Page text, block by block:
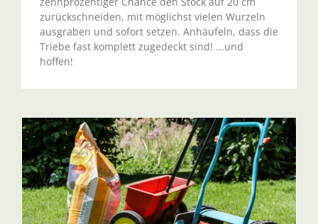
zurückschneiden, mit möglichst vielen Wurzeln
ausgraben und sofort setzen. Anhäufeln, dass die
Triebe fast komplett zugedeckt sind! ...und
hoffen!